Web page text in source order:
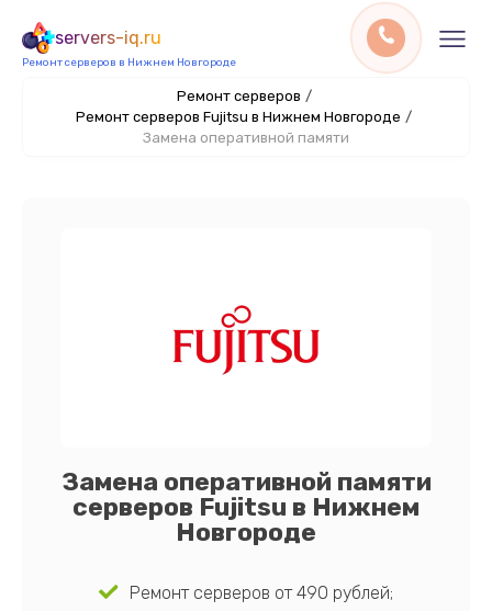
servers-iq.ru
Ремонт серверов в Нижнем Новгороде
Ремонт серверов /
Ремонт серверов Fujitsu в Нижнем Новгороде /
Замена оперативной памяти
Замена оперативной памяти
серверов Fujitsu в Нижнем
Новгороде
Ремонт серверов от 490 рублей;